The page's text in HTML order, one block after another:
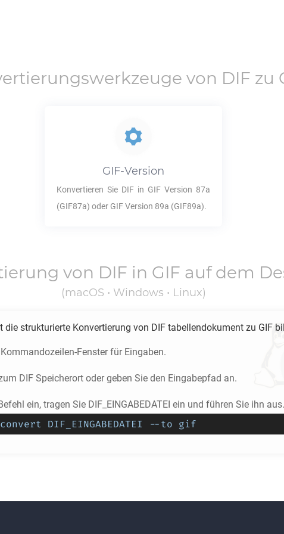
von DIF zu
GIF-Version
Konvertieren Sie DIFin GIF Version 87a
(GIF87a) oder GIFVersion 89a (GIF89a).
von DIF in GIF auf dem
(macOS • Windows • Linux)
strukturierte Konvertierung von DIF tabellendokument zu GIF
Fenster für Eingaben.
DIF Speicherort oder geben Sie den Eingabepfad an.
ein, tragen Sie DIF_EINGABEDATEI ein und führen Sie ihn aus.
DIF_EINGABEDATEI --to gif